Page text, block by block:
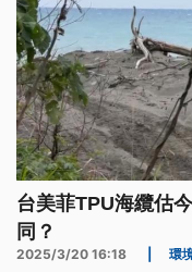
台美菲TPU海纜估
同？
2025/3/20 16:18 環